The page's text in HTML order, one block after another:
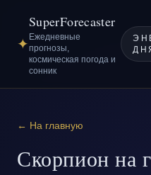
✦
SuperForecaster
Ежедневные
прогнозы,
космическая погода и
сонник
← На главную
Скорпион на